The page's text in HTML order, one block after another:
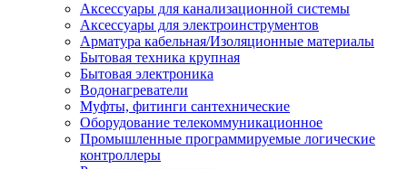
Аксессуары для канализационной системы
Аксессуары для электроинструментов
Арматура кабельная/Изоляционные материалы
Бытовая техника крупная
Бытовая электроника
Водонагреватели
Муфты, фитинги сантехнические
Оборудование телекоммуникационное
Промышленные программируемые логические
контроллеры